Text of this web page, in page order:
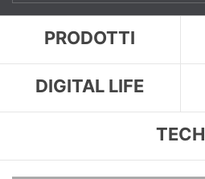
PRODOTTI
DIGITAL LIFE
TECH